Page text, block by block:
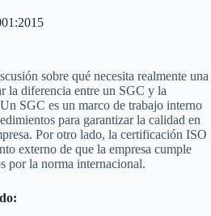
sobre qué necesita realmente una
la diferencia entre un SGC y la
SGC es un marco de trabajo interno
para garantizar la calidad en
Por otro lado, la certificación ISO
externo de que la empresa cumple
por la norma internacional.